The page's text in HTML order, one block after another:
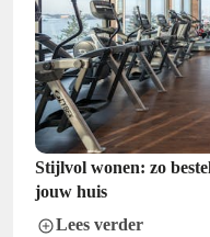
Stijlvol wonen: zo
jouw huis
Lees verder